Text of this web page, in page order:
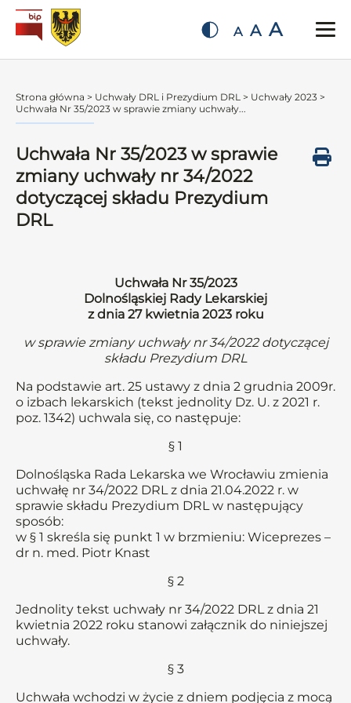
A A A
Strona główna > Uchwały DRL i Prezydium DRL > Uchwały 2023 >
Uchwała Nr 35/2023 w sprawie zmiany uchwały...
Uchwała Nr 35/2023 w sprawie
zmiany uchwały nr 34/2022
dotyczącej składu Prezydium
DRL
Uchwała Nr 35/2023
Dolnośląskiej Rady Lekarskiej
z dnia 27 kwietnia 2023 roku
w sprawie zmiany uchwały nr 34/2022 dotyczącej
składu Prezydium DRL
Na podstawie art. 25 ustawy z dnia 2 grudnia 2009r.
o izbach lekarskich (tekst jednolity Dz. U. z 2021 r.
poz. 1342) uchwala się, co następuje:
§ 1
Dolnośląska Rada Lekarska we Wrocławiu zmienia
uchwałę nr 34/2022 DRL z dnia 21.04.2022 r. w
sprawie składu Prezydium DRL w następujący
sposób:
w § 1 skreśla się punkt 1 w brzmieniu: Wiceprezes –
dr n. med. Piotr Knast
§ 2
Jednolity tekst uchwały nr 34/2022 DRL z dnia 21
kwietnia 2022 roku stanowi załącznik do niniejszej
uchwały.
§ 3
Uchwała wchodzi w życie z dniem podjęcia z mocą